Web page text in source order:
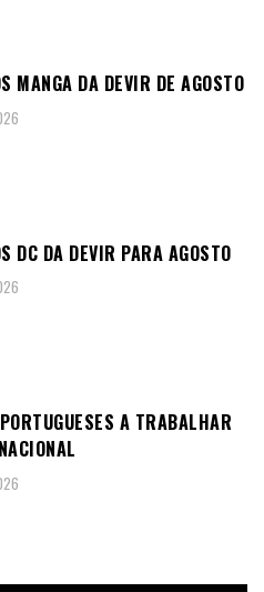
MANGA DA DEVIR DE AGOSTO
DC DA DEVIR PARA AGOSTO
A TRABALHAR